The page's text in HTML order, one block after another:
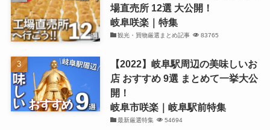
場直売所 12選 大公開！
岐阜咲楽｜特集
観光・買物厳選まとめ記事 83765
【2022】岐阜駅周辺の美味しいお
店 おすすめ 9選 まとめて一挙大公
開！
岐阜市咲楽｜岐阜駅前特集
最新厳選特集 54694